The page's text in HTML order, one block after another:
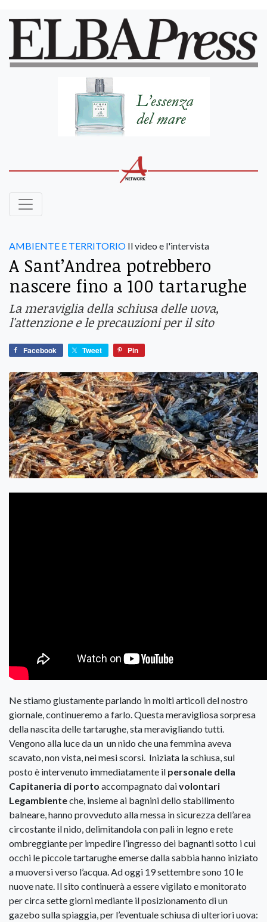
AMBIENTE E TERRITORIO Il video e l'intervista
A Sant’Andrea potrebbero
nascere fino a 100 tartarughe
La meraviglia della schiusa delle uova,
l'attenzione e le precauzioni per il sito
Facebook Tweet Pin
Ne stiamo giustamente parlando in molti articoli del nostro
giornale, continueremo a farlo. Questa meravigliosa sorpresa
della nascita delle tartarughe, sta meravigliando tutti.
Vengono alla luce da un un nido che una femmina aveva
scavato, non vista, nei mesi scorsi. Iniziata la schiusa, sul
posto è intervenuto immediatamente il personale della
Capitaneria di porto accompagnato daivolontari
Legambienteche, insieme ai bagnini dello stabilimento
balneare, hanno provveduto alla messa in sicurezza dell’area
circostante il nido, delimitandola con pali in legno e rete
ombreggiante per impedire l’ingresso dei bagnanti sotto i cui
occhi le piccole tartarughe emerse dalla sabbia hanno iniziato
a muoversi verso l’acqua. Ad oggi 19 settembre sono 10 le
nuove nate. Il sito continuerà a essere vigilato e monitorato
per circa sette giorni mediante il posizionamento di un
gazebo sulla spiaggia, per l’eventuale schiusa di ulteriori uova: